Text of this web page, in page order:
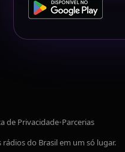
de Privacidade•Parcerias
do Brasil em um só lugar.